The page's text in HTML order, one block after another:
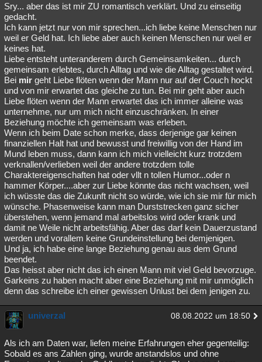
Sry... aber das ist mir ZU romantisch verklärt. Und zu einseitig
gedacht.
Ich kann jetzt nur von mir sprechen...ich liebe keine Menschen nur
weil er Geld hat. Ich liebe aber auch keinen Menschen nur weil er
keines hat.
Liebe entsteht unteranderem durch Gemeinsamkeiten... durch
gemeinsam erlebtes, durch Alltag und wie die Alltag gestaltet wird.
Bei mir geht Liebe flöten wenn der Mann nur auf der Couch hockt
und von mir erwartet das gleiche zu tun. Bei mir geht aber auch
Liebe flöten wenn der Mann erwartet das ich immer alleine was
unternehme, nur um mich nicht einzuschränken. In einer
Beziehung möchte ich gemeinsam was erleben.
Wenn ich beim Date schon merke, dass derjenige gar keinen
finanziellen Halt hat und bewusst und freiwillig von der Hand im
Mund leben muss, dann kann ich mich vielleicht kurz trotzdem
verknallen/verlieben weil der andere trotzdem tolle
Charaktereigenschaften hat oder vllt n tollen Humor...oder n
hammer Körper....aber zur Liebe könnte das nicht wachsen, weil
ich wüsste das die Zukunft nicht so würde, wie ich sie mir für mich
wünsche. Phasenweise kann man Durststrecken ganz sicher
überstehen, wenn jemand mal arbeitslos wird oder krank und
damit ne Weile nicht arbeitsfähig. Aber das darf kein Dauerzustand
werden und vorallem keine Grundeinstellung bei demjenigen.
Und ja, ich habe eine lange Beziehung genau aus dem Grund
beendet.
Das heisst aber nicht das ich einen Mann mit viel Geld bevorzuge.
Garkeins zu haben macht aber eine Beziehung mit mir unmöglich
denn das schreibe ich einer gewissen Unlust bei dem jenigen zu.
univerzal 08.08.2022 um 18:50
Als ich am Daten war, liefen meine Erfahrungen eher gegenteilig:
Sobald es ans Zahlen ging, wurde anstandslos und ohne